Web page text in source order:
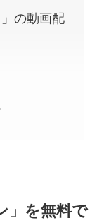
の動画配
」を無料で